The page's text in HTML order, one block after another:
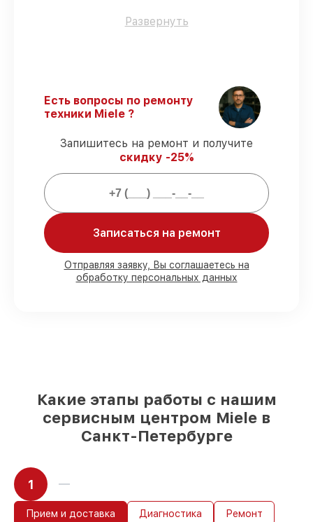
Только фирменные комплектующие
обучение и ежегодную аттестацию, что
подтверждает их уровень мастерства.
Точное соблюдение сроков
–
обслуживание духового шкафа H 2661 B
EDST/CLST выполняется строго в
оговоренные сроки.
Гарантийное обслуживание–
предоставляем официальное
гарантийное сопровождение после
восстановления.
Мы гарантируем:
работ в течение пары часов, если
мастер приступает к починке сразу
Развернуть
Есть вопросы по ремонту
техники Miele ?
Запишитесь на ремонт и получите
скидку -25%
Записаться на ремонт
Отправляя заявку, Вы соглашаетесь на
обработку персональных данных
Какие этапы работы с нашим
сервисным центром Miele в
Санкт-Петербурге
1
Прием и доставка Диагностика Ремонт